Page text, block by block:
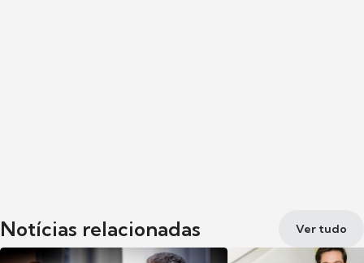
Notícias relacionadas Ver tudo